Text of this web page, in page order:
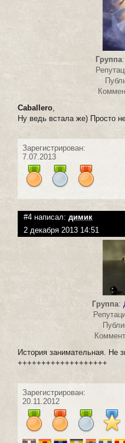
Группа:
Caballero,
Ну ведь встала же) Просто
Зарегистрирован:
7.07.2013
#4 написал: димик
2 декабря 2013 14:51
Группа:
История занимательная. Не
+++++++++++++++++++
Зарегистрирован:
20.11.2012